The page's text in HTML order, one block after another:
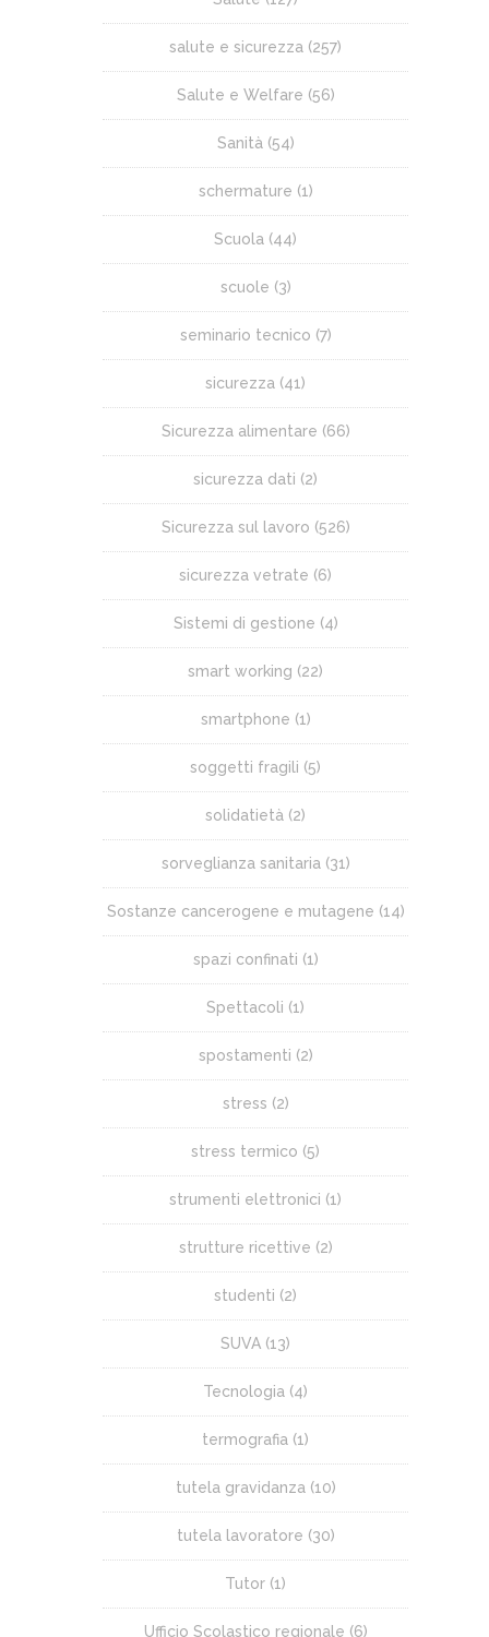
salute e sicurezza (257)
Salute e Welfare (56)
Sanità (54)
schermature (1)
Scuola (44)
scuole (3)
seminario tecnico (7)
sicurezza (41)
Sicurezza alimentare (66)
sicurezza dati (2)
Sicurezza sul lavoro (526)
sicurezza vetrate (6)
Sistemi di gestione (4)
smart working (22)
smartphone (1)
soggetti fragili (5)
solidatietà (2)
sorveglianza sanitaria (31)
Sostanze cancerogene e mutagene (14)
spazi confinati (1)
Spettacoli (1)
spostamenti (2)
stress (2)
stress termico (5)
strumenti elettronici (1)
strutture ricettive (2)
studenti (2)
SUVA (13)
Tecnologia (4)
termografia (1)
tutela gravidanza (10)
tutela lavoratore (30)
Tutor (1)
Ufficio Scolastico regionale (6)